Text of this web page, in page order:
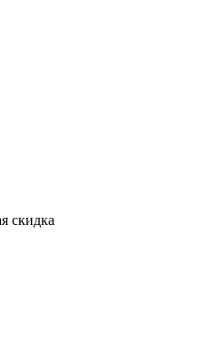
скидка